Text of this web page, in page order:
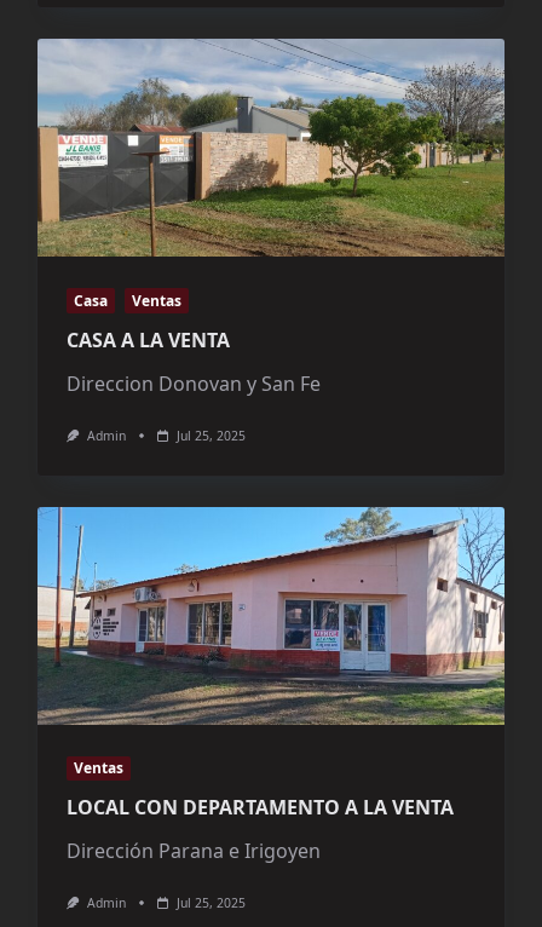
Casa Ventas
CASA A LA VENTA
Direccion Donovan y San Fe
Admin Jul 25, 2025
Ventas
LOCAL CON DEPARTAMENTO A LA VENTA
Dirección Parana e Irigoyen
Admin Jul 25, 2025